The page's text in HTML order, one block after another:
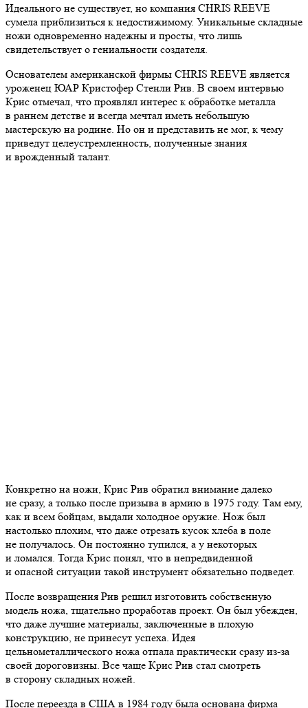
Идеального не существует, но компания CHRIS REEVE
сумела приблизиться к недостижимому. Уникальные складные
ножи одновременно надежны и просты, что лишь
свидетельствует о гениальности создателя.
Основателем американской фирмы CHRIS REEVE является
уроженец ЮАР Кристофер Стенли Рив. В своем интервью
Крис отмечал, что проявлял интерес к обработке металла
в раннем детстве и всегда мечтал иметь небольшую
мастерскую на родине. Но он и представить не мог, к чему
приведут целеустремленность, полученные знания
и врожденный талант.
Конкретно на ножи, Крис Рив обратил внимание далеко
не сразу, а только после призыва в армию в 1975 году. Там ему,
как и всем бойцам, выдали холодное оружие. Нож был
настолько плохим, что даже отрезать кусок хлеба в поле
не получалось. Он постоянно тупился, а у некоторых
и ломался. Тогда Крис понял, что в непредвиденной
и опасной ситуации такой инструмент обязательно подведет.
После возвращения Рив решил изготовить собственную
модель ножа, тщательно проработав проект. Он был убежден,
что даже лучшие материалы, заключенные в плохую
конструкцию, не принесут успеха. Идея
цельнометаллического ножа отпала практически сразу из-за
своей дороговизны. Все чаще Крис Рив стал смотреть
в сторону складных ножей.
После переезда в США в 1984 году была основана фирма